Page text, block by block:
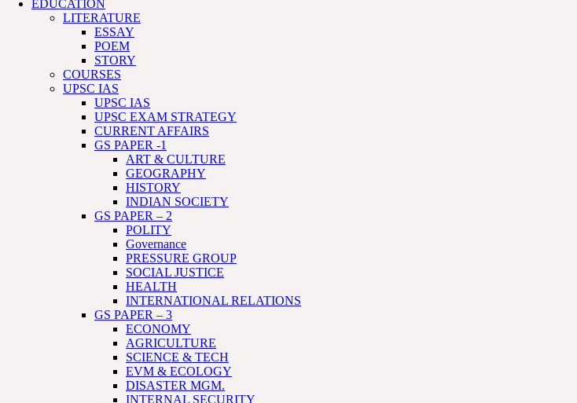
EDUCATION
LITERATURE
ESSAY
POEM
STORY
COURSES
UPSC IAS
UPSC IAS
UPSC EXAM STRATEGY
CURRENT AFFAIRS
GS PAPER -1
ART & CULTURE
GEOGRAPHY
HISTORY
INDIAN SOCIETY
GS PAPER – 2
POLITY
Governance
PRESSURE GROUP
SOCIAL JUSTICE
HEALTH
INTERNATIONAL RELATIONS
GS PAPER – 3
ECONOMY
AGRICULTURE
SCIENCE & TECH
EVM & ECOLOGY
DISASTER MGM.
INTERNAL SECURITY